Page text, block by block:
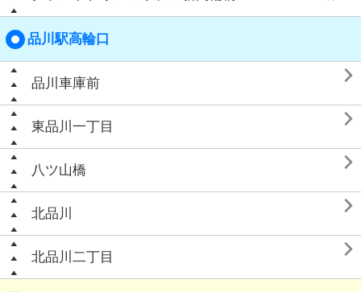
品川駅高輪口
品川車庫前 
東品川一丁目 
八ツ山橋 
北品川 
北品川二丁目 